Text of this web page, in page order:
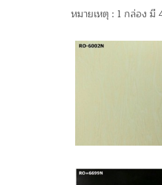
หมายเหตุ : 1 กล่อง มี